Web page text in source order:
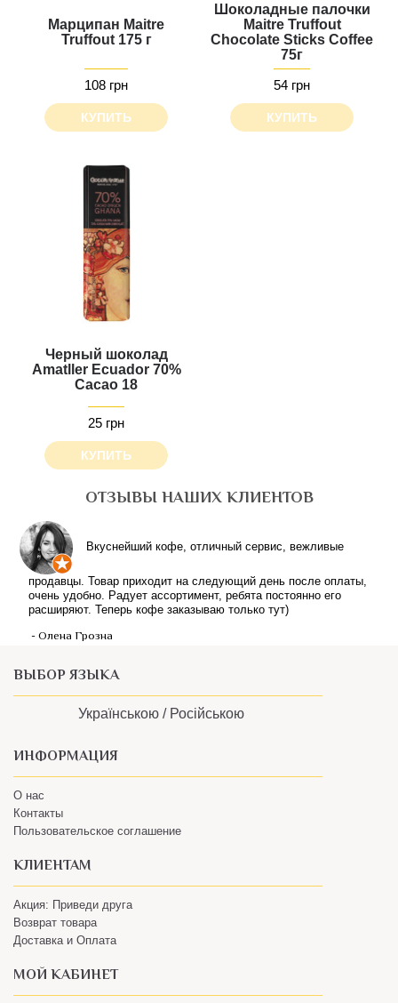
Марципан Maitre
Truffout 175 г
108 грн
КУПИТЬ
Шоколадные палочки
Maitre Truffout
Chocolate Sticks Сoffee
75г
54 грн
КУПИТЬ
Черный шоколад
Amatller Ecuador 70%
Cacao 18
25 грн
КУПИТЬ
ОТЗЫВЫ НАШИХ КЛИЕНТОВ
ВЫБОР ЯЗЫКА
Українською / Російською
ИНФОРМАЦИЯ
О нас
Контакты
Пользовательское соглашение
КЛИЕНТАМ
Акция: Приведи друга
Возврат товара
Доставка и Оплата
МОЙ КАБИНЕТ